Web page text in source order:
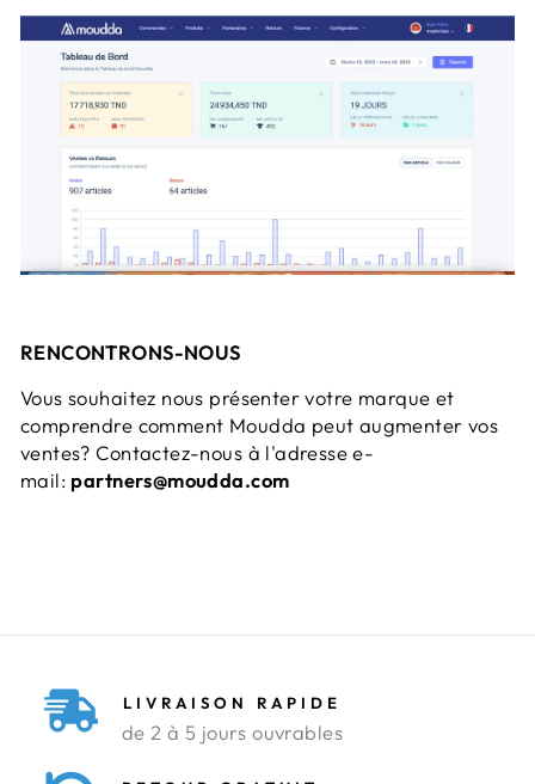
RENCONTRONS-NOUS
Vous souhaitez nous présenter votre marque et
comprendre comment Moudda peut augmenter vos
ventes? Contactez-nous à l'adresse e-
mail: partners@moudda.com
LIVRAISON RAPIDE
de 2 à 5 jours ouvrables